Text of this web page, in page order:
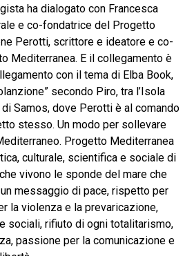
ha dialogato con Francesca
e co-fondatrice del Progetto
Perotti, scrittore e ideatore e co-
Mediterranea. E il collegamento è
con il tema di Elba Book,
secondo Piro, tra l’Isola
di Samos, dove Perotti è al comando
stesso. Un modo per sollevare
Progetto Mediterranea
culturale, scientifica e sociale di
vivono le sponde del mare che
messaggio di pace, rispetto per
la violenza e la prevaricazione,
sociali, rifiuto di ogni totalitarismo,
passione per la comunicazione e